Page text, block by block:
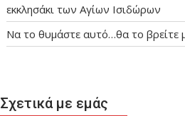
εκκλησάκι των Αγίων Ισιδώρων
Να το θυμάστε αυτό…θα το βρείτε
Σχετικά με εμάς